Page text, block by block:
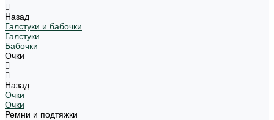
Назад
Галстуки и бабочки
Галстуки
Бабочки
Очки
Назад
Очки
Очки
Ремни и подтяжки